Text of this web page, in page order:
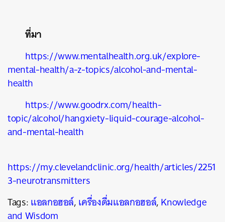
ที่มา
https://www.mentalhealth.org.uk/explore-
mental-health/a-z-topics/alcohol-and-mental-
health
https://www.goodrx.com/health-
topic/alcohol/hangxiety-liquid-courage-alcohol-
and-mental-health
https://my.clevelandclinic.org/health/articles/2251
3-neurotransmitters
Tags:แอลกอฮอล์,เครื่องดื่มแอลกอฮอล์,Knowledge
and Wisdom